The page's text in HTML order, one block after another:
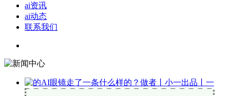
ai资讯
ai动态
联系我们